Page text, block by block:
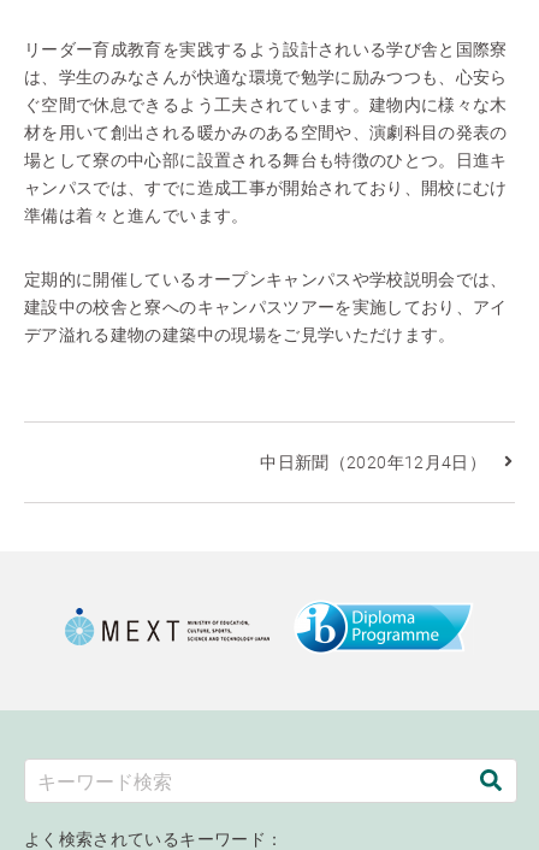
リーダー育成教育を実践するよう設計されいる学び舎と国際寮
は、学生のみなさんが快適な環境で勉学に励みつつも、心安ら
ぐ空間で休息できるよう工夫されています。建物内に様々な木
材を用いて創出される暖かみのある空間や、演劇科目の発表の
場として寮の中心部に設置される舞台も特徴のひとつ。日進キ
ャンパスでは、すでに造成工事が開始されており、開校にむけ
準備は着々と進んでいます。
定期的に開催しているオープンキャンパスや学校説明会では、
建設中の校舎と寮へのキャンパスツアーを実施しており、アイ
デア溢れる建物の建築中の現場をご見学いただけます。
中日新聞（2020年12月4日）
よく検索されているキーワード：